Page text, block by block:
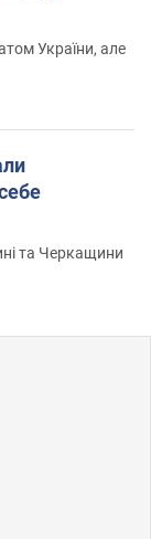
України, але
та Черкащини